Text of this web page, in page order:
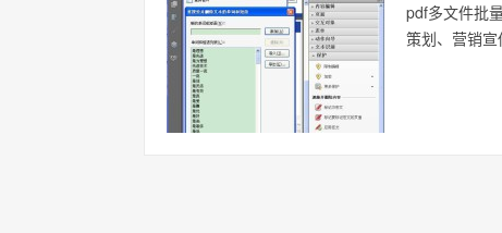
pdf多文件批
策划、营销宣